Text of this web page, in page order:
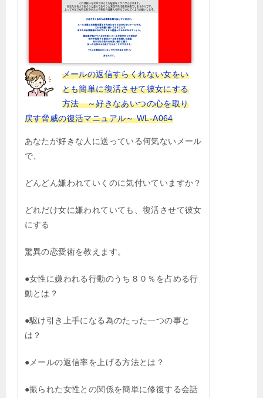
メールの返信すらくれない女をい
とも簡単に復活させて彼女にする
方法 ～好きなあいつの心を取り
戻す脅威の復活マニュアル～ WL-A064
あなたが好きな人に送っている何気ないメール
で、
どんどん嫌われていくのに気付いていますか？
どれだけ女に嫌われていても、復活させて彼女
にする
驚異の恋愛術を教えます。
●女性に嫌われる行動のうち８０％を占める行
動とは？
●駆け引き上手になる為のたった一つの事と
は？
●メールの返信率を上げる方法とは？
●振られた女性との関係を簡単に修復する会話